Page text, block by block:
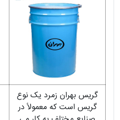
گریس بهران زمرد یک نوع
گریس است که معمولاً در